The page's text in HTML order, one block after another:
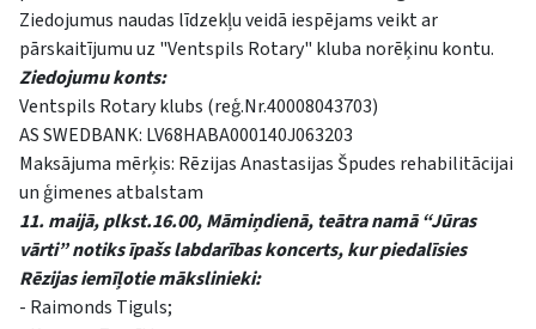
Ziedojumus naudas līdzekļu veidā iespējams veikt ar
pārskaitījumu uz "Ventspils Rotary" kluba norēķinu kontu.
Ziedojumu konts:
Ventspils Rotary klubs (reģ.Nr.40008043703)
AS SWEDBANK: LV68HABA000140J063203
Maksājuma mērķis: Rēzijas Anastasijas Špudes rehabilitācijai
un ģimenes atbalstam
11. maijā, plkst.16.00, Māmiņdienā, teātra namā “Jūras
vārti” notiks īpašs labdarības koncerts, kur piedalīsies
Rēzijas iemīļotie mākslinieki:
- Raimonds Tiguls;